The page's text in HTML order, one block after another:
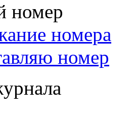
номер
номера
номер